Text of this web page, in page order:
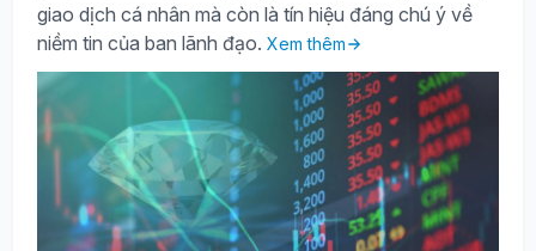
giao dịch cá nhân mà còn là tín hiệu đáng chú ý về
niềm tin của ban lãnh đạo. Xem thêm